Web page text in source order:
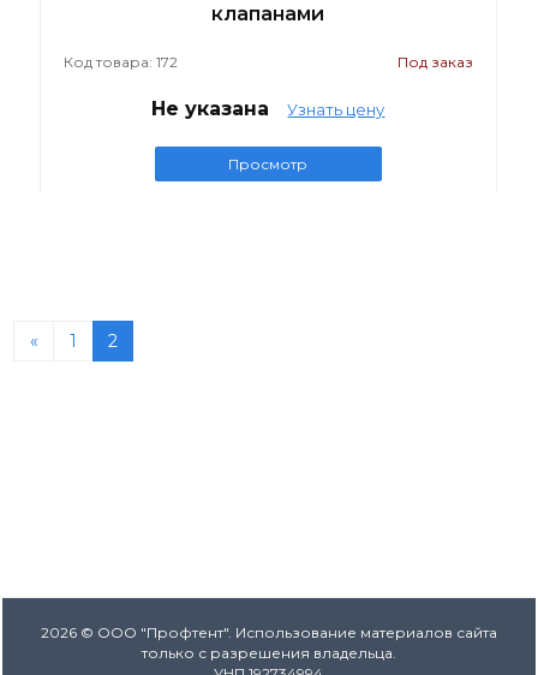
клапанами
Код товара: 172 Под заказ
Не указана Узнать цену
Просмотр
« 1 2
2026 © ООО "Профтент". Использование материалов сайта
только с разрешения владельца.